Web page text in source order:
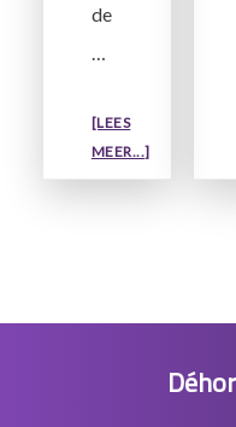
de
…
[LEES
MEER...]
DIRECT